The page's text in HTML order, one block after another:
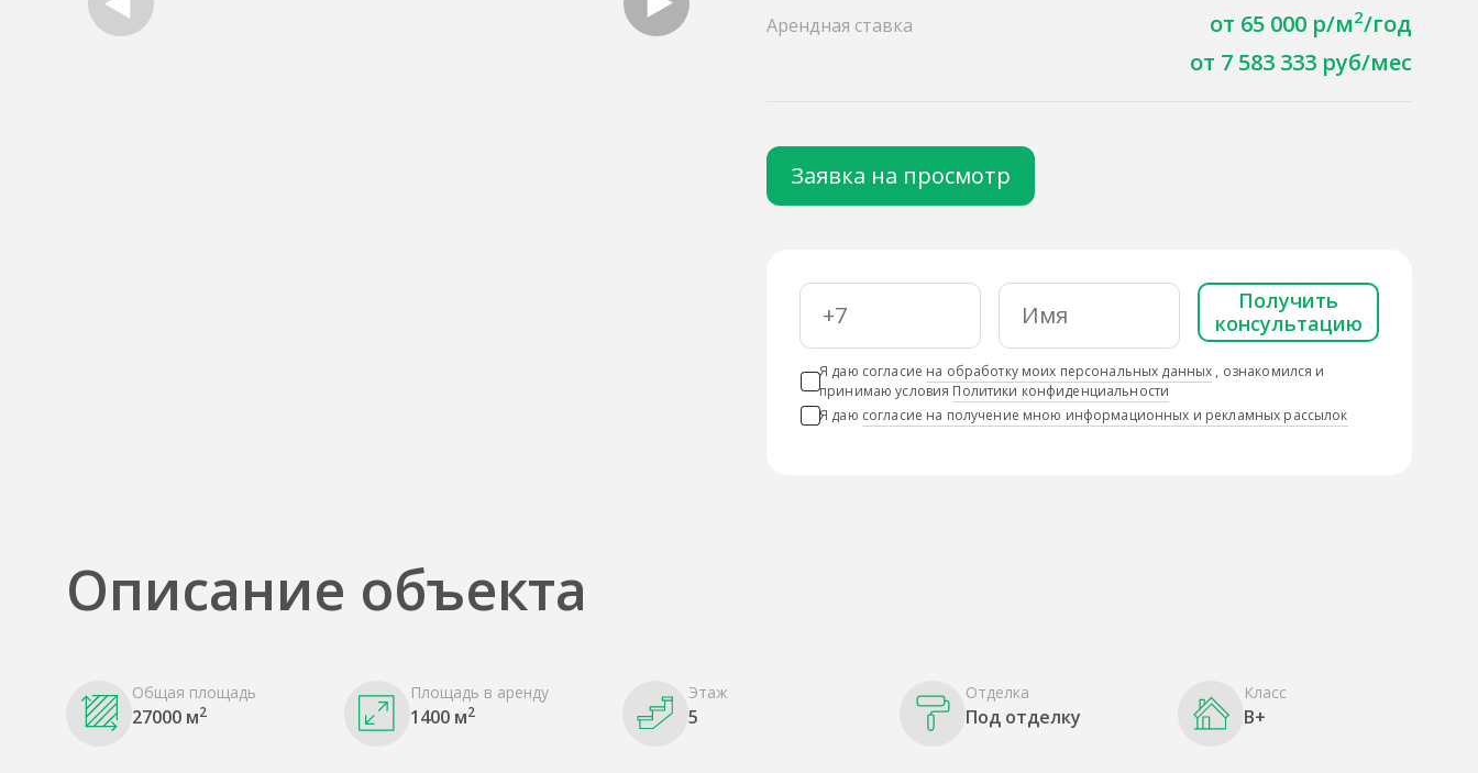
Арендная ставка от 65 000 р/м2/год
от 7 583 333 руб/мес
Заявка на просмотр
Получить
консультацию
Я даю согласие на обработку моих персональных данных , ознакомился и
принимаю условия Политики конфиденциальности
Я даю согласие на получение мною информационных и рекламных рассылок
Описание объекта
Общая площадь
27000 м2
Площадь в аренду
1400 м2
Этаж
5
Отделка
Под отделку
Класс
B+